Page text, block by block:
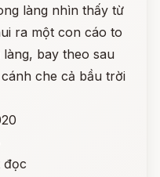
làng nhìn thấy từ
ra một con cáo to
bay theo sau
che cả bầu trời
đọc